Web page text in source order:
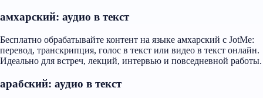
амхарский: аудио в текст
Бесплатно обрабатывайте контент на языке амхарский с JotMe:
перевод, транскрипция, голос в текст или видео в текст онлайн.
Идеально для встреч, лекций, интервью и повседневной работы.
арабский: аудио в текст